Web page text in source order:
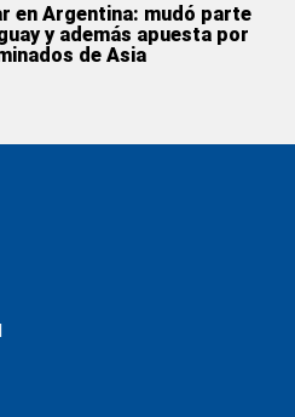
en Argentina: mudó parte
y además apuesta por
de Asia